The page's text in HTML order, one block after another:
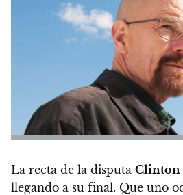
La recta de la disputa Clinton
llegando a su final. Que uno